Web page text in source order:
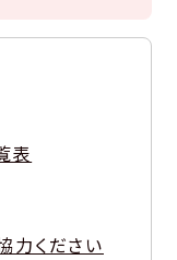
表
力ください